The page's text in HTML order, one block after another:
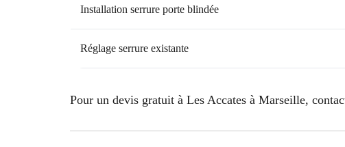
Installation serrure porte blindée
Réglage serrure existante
Pour un devis gratuit à Les Accates à Marseille,